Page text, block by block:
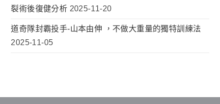
裂術後復健分析 2025-11-20
道奇隊封霸投手-山本由伸 ，不做大重量的獨特訓練法
2025-11-05